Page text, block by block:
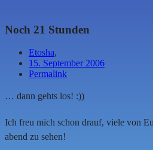
Noch 21 Stunden
Etosha,
15. September 2006
Permalink
… dann gehts los! :))
Ich freu mich schon drauf, viele von
abend zu sehen!